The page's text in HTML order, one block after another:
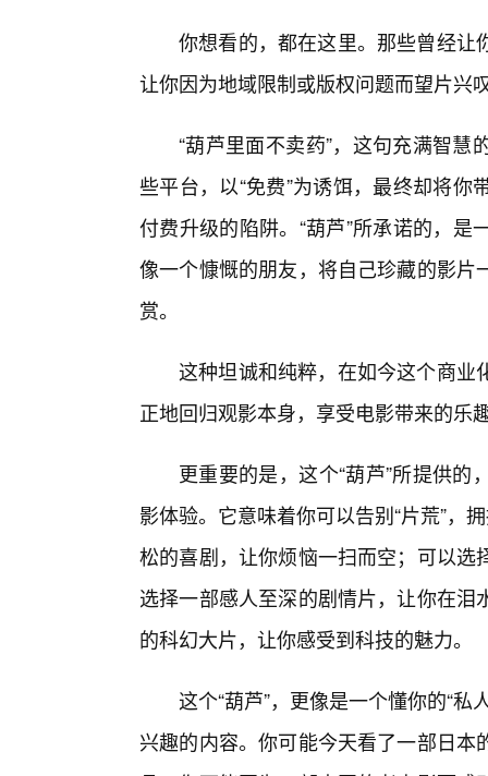
你想看的，都在这里。那些曾经让
让你因为地域限制或版权问题而望片兴
“葫芦里面不卖药”，这句充满智
些平台，以“免费”为诱饵，最终却将
付费升级的陷阱。“葫芦”所承诺的，
像一个慷慨的朋友，将自己珍藏的影
赏。
这种坦诚和纯粹，在如今这个商业
正地回归观影本身，享受电影带来的乐
更重要的是，这个“葫芦”所提供
影体验。它意味着你可以告别“片荒”，
松的喜剧，让你烦恼一扫而空；可以
选择一部感人至深的剧情片，让你在
的科幻大片，让你感受到科技的魅力。
这个“葫芦”，更像是一个懂你的“
兴趣的内容。你可能今天看了一部日